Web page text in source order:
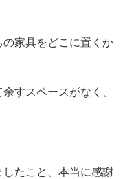
家具をどこに置くか
すスペースがなく、
たこと、本当に感謝